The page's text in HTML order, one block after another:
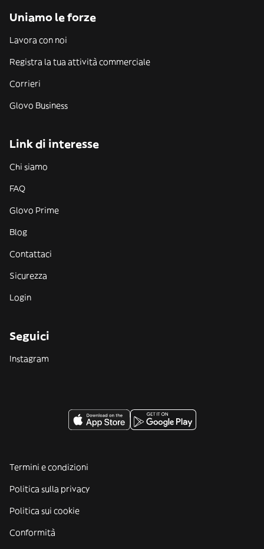
Uniamo le forze
Lavora con noi
Registra la tua attività commerciale
Corrieri
Glovo Business
Link di interesse
Chi siamo
FAQ
Glovo Prime
Blog
Contattaci
Sicurezza
Login
Seguici
Instagram
Termini e condizioni
Politica sulla privacy
Politica sui cookie
Conformità